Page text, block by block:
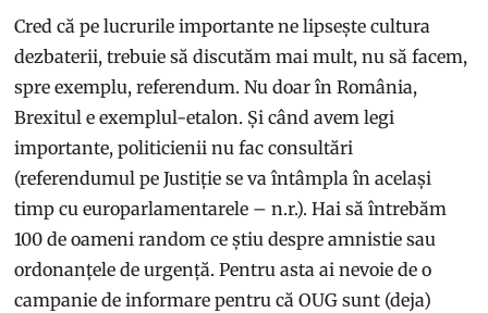
Cred că pe lucrurile importante ne lipsește cultura
dezbaterii, trebuie să discutăm mai mult, nu să facem,
spre exemplu, referendum. Nu doar în România,
Brexitul e exemplul-etalon. Și când avem legi
importante, politicienii nu fac consultări
(referendumul pe Justiție se va întâmpla în același
timp cu europarlamentarele – n.r.). Hai să întrebăm
100 de oameni random ce știu despre amnistie sau
ordonanțele de urgență. Pentru asta ai nevoie de o
campanie de informare pentru că OUG sunt (deja)